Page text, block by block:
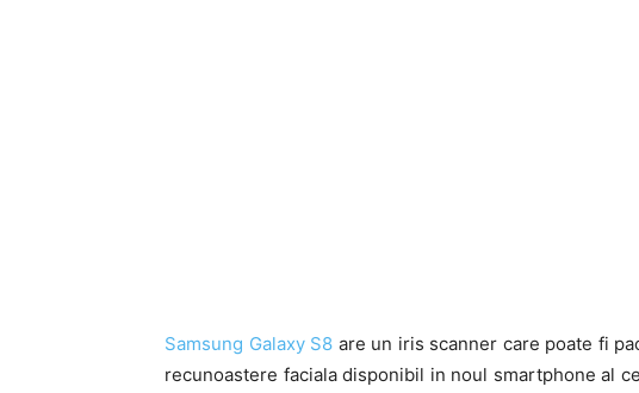
Samsung Galaxy S8 are un iris scanner care poate fi
recunoastere faciala disponibil in noul smartphone al